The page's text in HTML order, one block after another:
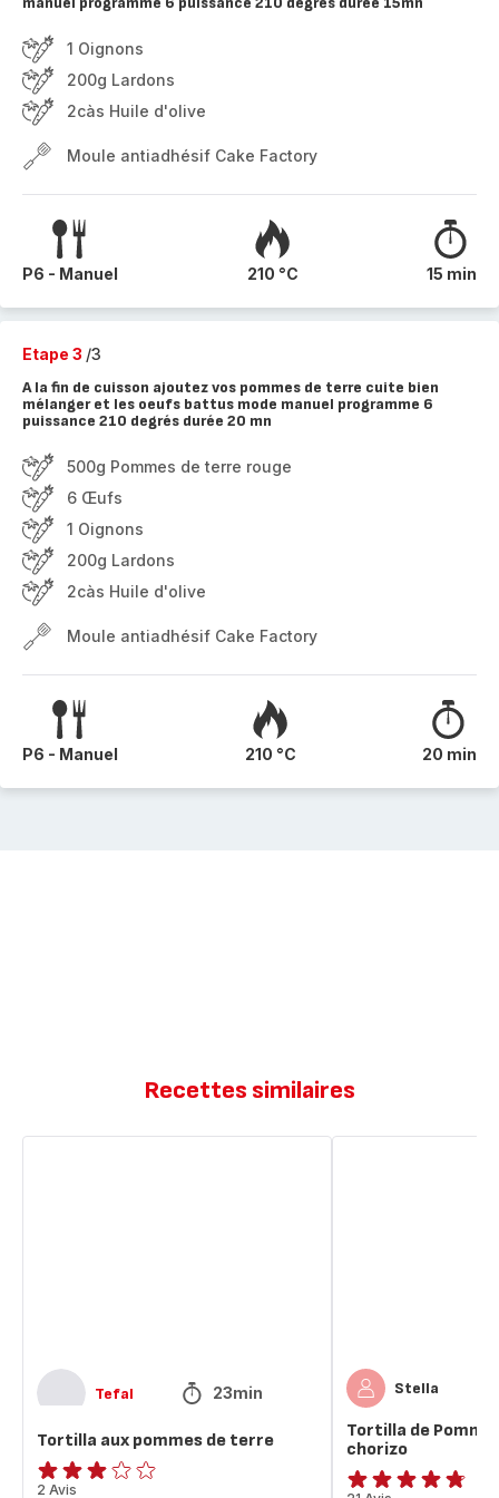
1 Oignons
200g Lardons
2càs Huile d'olive
Moule antiadhésif Cake Factory
P6 - Manuel 210 °C 15 min
Etape 3 /3
A la fin de cuisson ajoutez vos pommes de terre cuite bien
mélanger et les oeufs battus mode manuel programme 6
puissance 210 degrés durée 20 mn
500g Pommes de terre rouge
6 Œufs
1 Oignons
200g Lardons
2càs Huile d'olive
Moule antiadhésif Cake Factory
P6 - Manuel 210 °C 20 min
Recettes similaires
Tefal 23min
Tortilla aux pommes de terre
Avis
2 Avis
Stella
Tortilla de
chorizo